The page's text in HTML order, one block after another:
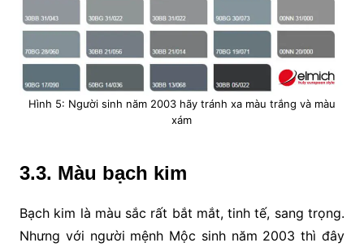
Hình 5: Người sinh năm 2003 hãy tránh xa màu trắng và màu
xám
3.3. Màu bạch kim
Bạch kim là màu sắc rất bắt mắt, tinh tế, sang trọng.
Nhưng với người mệnh Mộc sinh năm 2003 thì đây